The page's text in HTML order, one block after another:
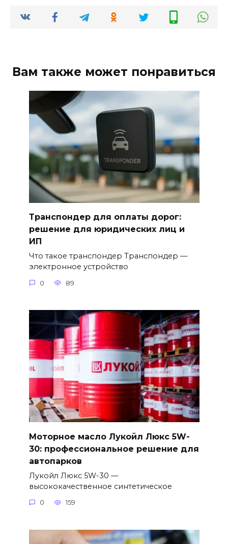
Вам также может понравиться
Транспондер для оплаты дорог:
решение для юридических лиц и
ИП
Что такое транспондер Транспондер —
электронное устройство
0 89
Моторное масло Лукойл Люкс 5W-
30: профессиональное решение для
автопарков
Лукойл Люкс 5W-30 —
высококачественное синтетическое
0 159